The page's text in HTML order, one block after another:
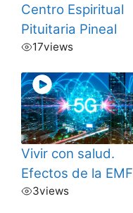
Centro Espiritual
Pituitaria Pineal
17views
Vivir con salud.
Efectos de la EMF
3views